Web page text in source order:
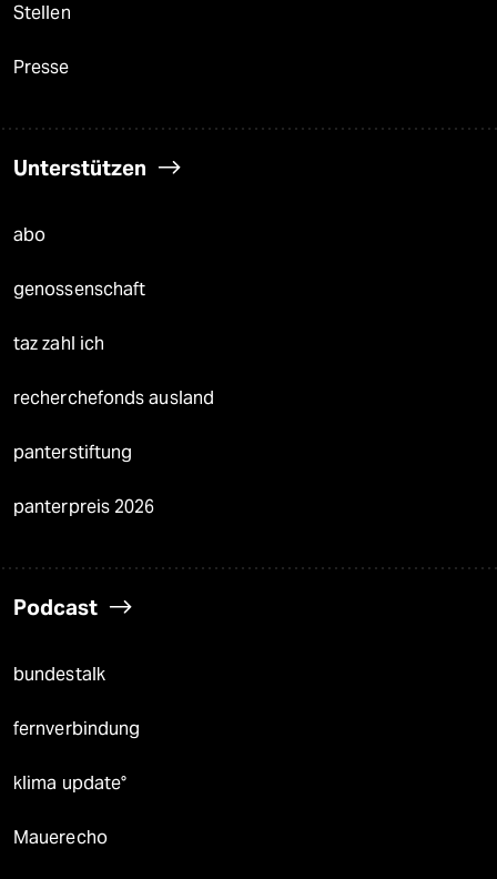
Stellen
Presse
Unterstützen
abo
genossenschaft
taz zahl ich
recherchefonds ausland
panterstiftung
panterpreis 2026
Podcast
bundestalk
fernverbindung
klima update°
Mauerecho